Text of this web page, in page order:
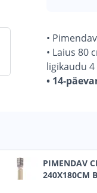
•
• Laius 80
ligikaudu
• 14-
PIMENDAV
240X180CM